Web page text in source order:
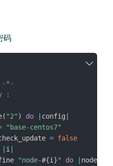
码
-*-
:
( "2" ) do config
"base-centos7"
= false
i
"node-#{i }" do node